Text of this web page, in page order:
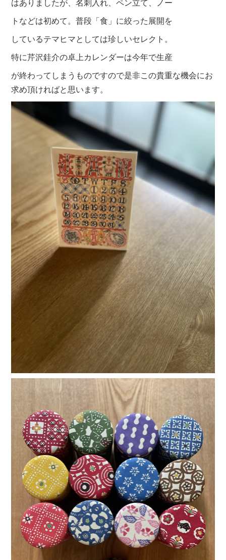
はありましたが、名刺入れ、ペン立て、ノー
トなどは初めて。普段「食」に絞った展開を
しているテマヒマとしては珍しいセレクト。
特に芹沢銈介の卓上カレンダーは今年で生産
が終わってしまうものですので是非この貴重な機会にお
求め頂ければと思います。